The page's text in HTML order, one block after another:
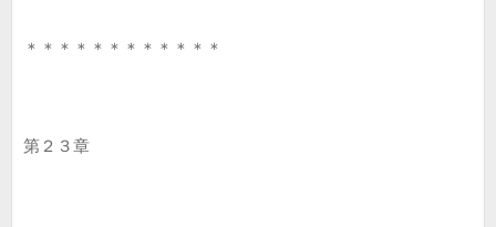
＊＊＊＊＊＊＊＊＊＊＊＊
第２３章